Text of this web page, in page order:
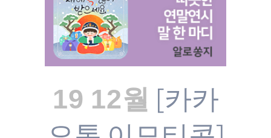
19 12월 [카카